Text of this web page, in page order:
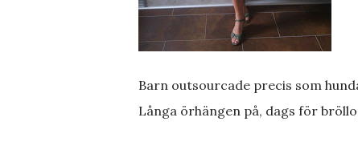
Barn outsourcade precis som
Långa örhängen på, dags för